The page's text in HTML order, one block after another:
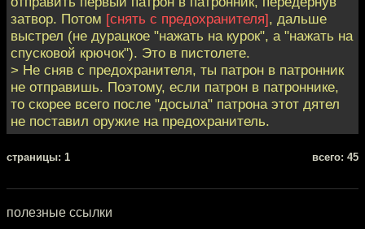
затвор. Потом [снять с предохранителя], дальше
выстрел (не дурацкое "нажать на курок", а "нажать на
спусковой крючок"). Это в пистолете.
> Не сняв с предохранителя, ты патрон в патронник
не отправишь. Поэтому, если патрон в патроннике,
то скорее всего после "досыла" патрона этот дятел
не поставил оружие на предохранитель.
cтраницы: 1 всего: 45
полезные ссылки